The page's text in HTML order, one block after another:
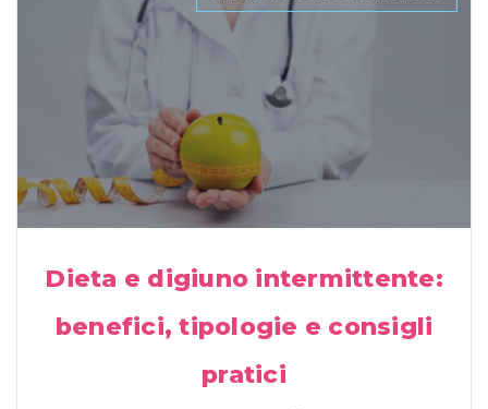
Dieta e digiuno intermittente:
benefici, tipologie e consigli
pratici